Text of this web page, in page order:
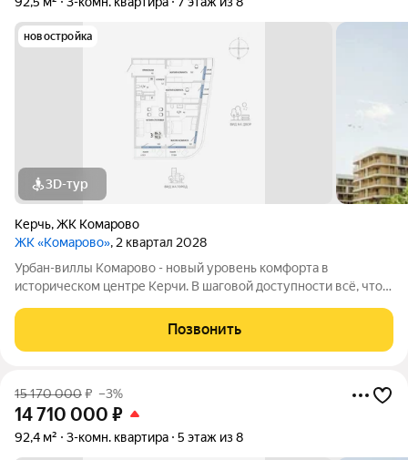
новостройка
3D-тур
Керчь,ЖК Комарово
ЖК «Комарово», 2 квартал 2028
Урбан-виллы Комарово - новый уровень комфорта в
историческом центре Керчи. В шаговой доступности всё, что
благодаря обилию парковых зон. Прямо под окнами самый
большой ландшафтный парк в
Позвонить
15 170 000₽ –3%
14 710 000 ₽
92,4 м² 3-комн. квартира 5 этаж из 8